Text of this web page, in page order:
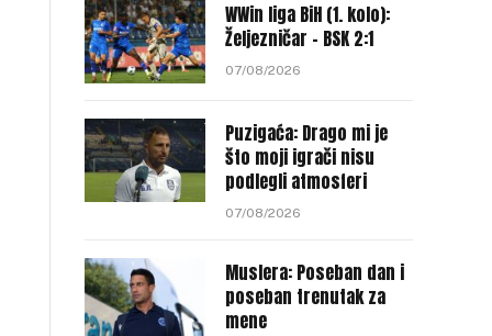
WWin liga BiH (1. kolo):
Željezničar – BSK 2:1
07/08/2026
Puzigaća: Drago mi je
što moji igrači nisu
podlegli atmosferi
07/08/2026
Muslera: Poseban dan i
poseban trenutak za
mene